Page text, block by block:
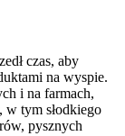
czas, aby
na wyspie.
i na farmach,
w tym słodkiego
pysznych